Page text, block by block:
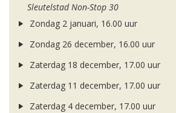
Sleutelstad Non-Stop 30
Zondag 2 januari, 16.00 uur
Zondag 26 december, 16.00 uur
Zaterdag 18 december, 17.00 uur
Zaterdag 11 december, 17.00 uur
Zaterdag 4 december, 17.00 uur